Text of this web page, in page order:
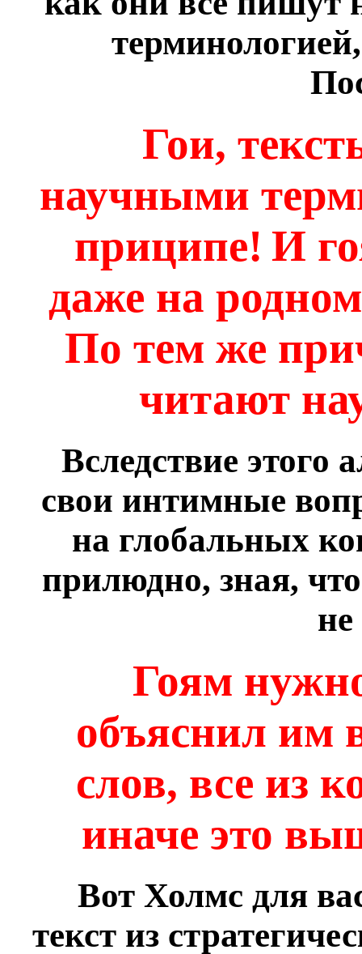
Гои,
научными
приципе! И
даже на
По тем же
читают
Вследствие этого
свои интимные
на глобальных
прилюдно, зная,
не
Гоям
объяснил им
слов, все из
иначе это
Вот Холмс для
текст из